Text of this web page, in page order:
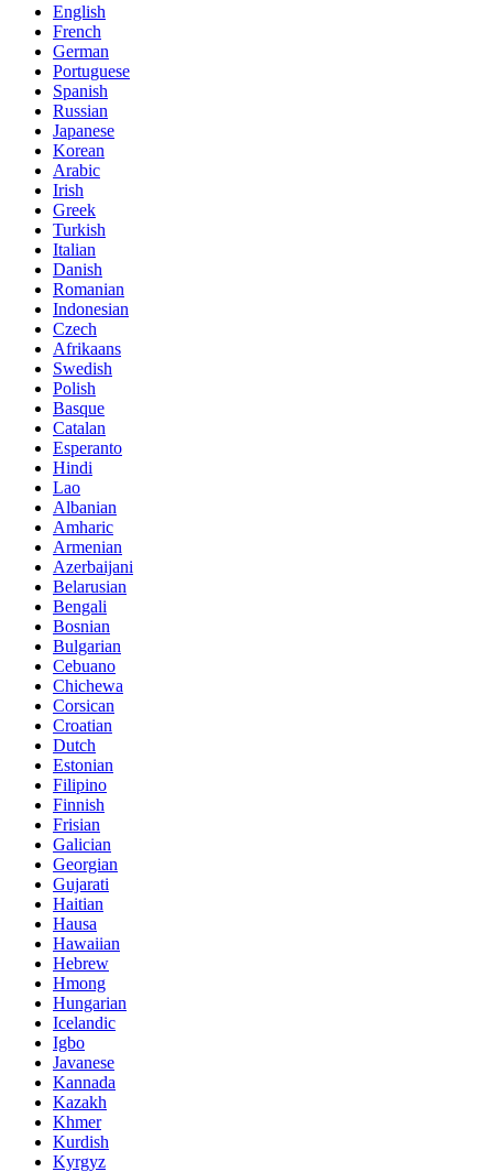
English
French
German
Portuguese
Spanish
Russian
Japanese
Korean
Arabic
Irish
Greek
Turkish
Italian
Danish
Romanian
Indonesian
Czech
Afrikaans
Swedish
Polish
Basque
Catalan
Esperanto
Hindi
Lao
Albanian
Amharic
Armenian
Azerbaijani
Belarusian
Bengali
Bosnian
Bulgarian
Cebuano
Chichewa
Corsican
Croatian
Dutch
Estonian
Filipino
Finnish
Frisian
Galician
Georgian
Gujarati
Haitian
Hausa
Hawaiian
Hebrew
Hmong
Hungarian
Icelandic
Igbo
Javanese
Kannada
Kazakh
Khmer
Kurdish
Kyrgyz